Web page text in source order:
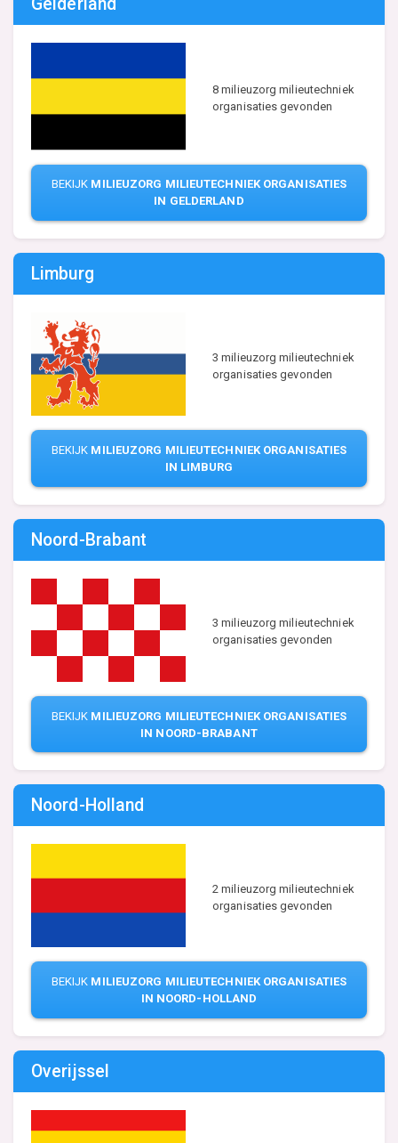
8 milieuzorg milieutechniek
organisaties gevonden
BEKIJK MILIEUZORG MILIEUTECHNIEK ORGANISATIES
IN GELDERLAND
Limburg
3 milieuzorg milieutechniek
organisaties gevonden
BEKIJK MILIEUZORG MILIEUTECHNIEK ORGANISATIES
IN LIMBURG
Noord-Brabant
3 milieuzorg milieutechniek
organisaties gevonden
BEKIJK MILIEUZORG MILIEUTECHNIEK ORGANISATIES
IN NOORD-BRABANT
Noord-Holland
2 milieuzorg milieutechniek
organisaties gevonden
BEKIJK MILIEUZORG MILIEUTECHNIEK ORGANISATIES
IN NOORD-HOLLAND
Overijssel